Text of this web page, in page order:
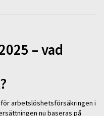
– vad
arbetslöshetsförsäkringen i
nu baseras på